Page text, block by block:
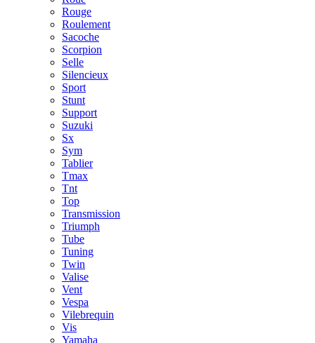
Rouge
Roulement
Sacoche
Scorpion
Selle
Silencieux
Sport
Stunt
Support
Suzuki
Sx
Sym
Tablier
Tmax
Tnt
Top
Transmission
Triumph
Tube
Tuning
Twin
Valise
Vent
Vespa
Vilebrequin
Vis
Yamaha